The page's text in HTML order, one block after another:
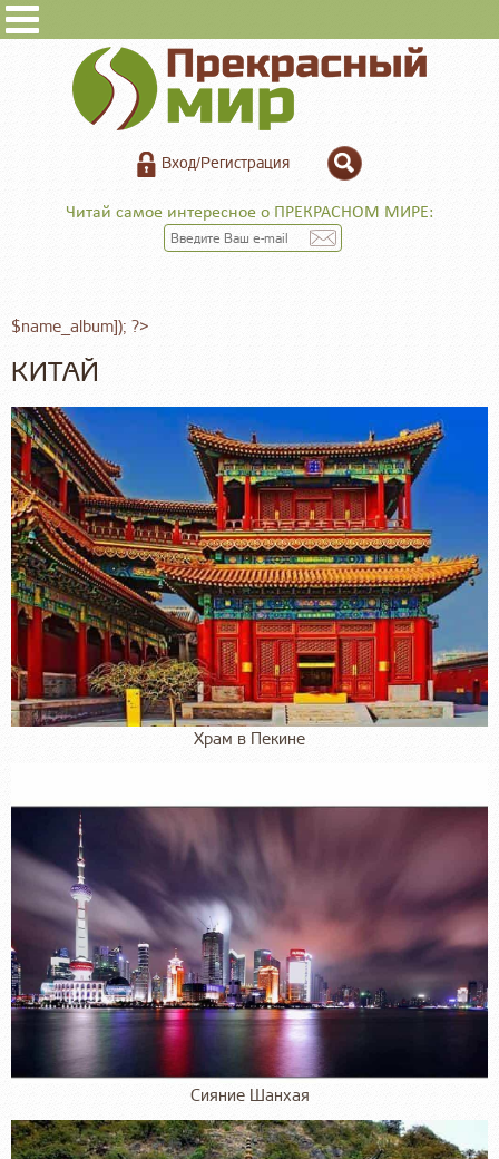
Вход/Регистрация
Читай самое интересное о ПРЕКРАСНОМ МИРЕ:
$name_album]); ?>
КИТАЙ
Храм в Пекине
Сияние Шанхая